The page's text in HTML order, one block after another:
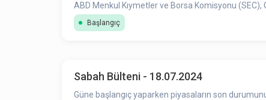
ABD Menkul Kıymetler ve Borsa Komisyonu (SEC),
Başlangıç
Sabah Bülteni - 18.07.2024
Güne başlangıç yaparken piyasaların son